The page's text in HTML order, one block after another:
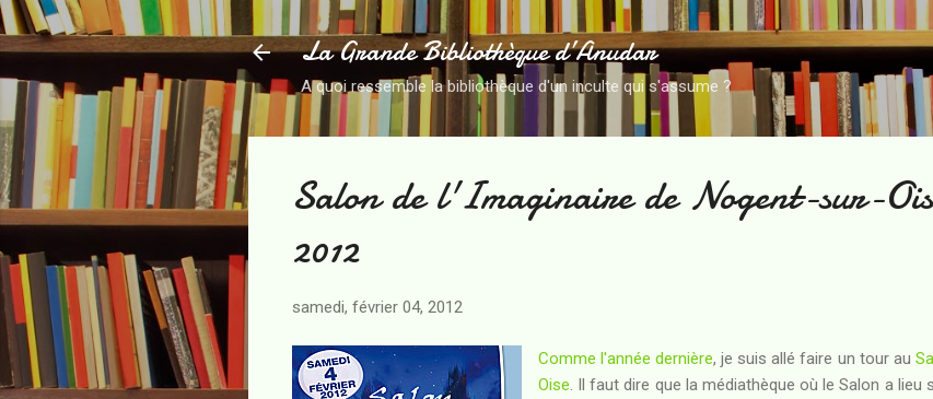
Accéder au contenu principal
La Grande Bibliothèque d’Anudar
A quoi ressemble la bibliothèque d'un inculte qui s'assume ?
Salon de l'Imaginaire de Nogent-sur-
2012
samedi, février 04, 2012
Comme l'année dernière, je suis allé faire un tour au
Oise . Il faut dire que la médiathèque où le Salon a